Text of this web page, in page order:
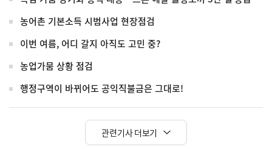
농어촌 기본소득 시범사업 현장점검
이번 여름, 어디 갈지 아직도 고민 중?
농업가뭄 상황 점검
행정구역이 바뀌어도 공익직불금은 그대로!
관련기사 더보기